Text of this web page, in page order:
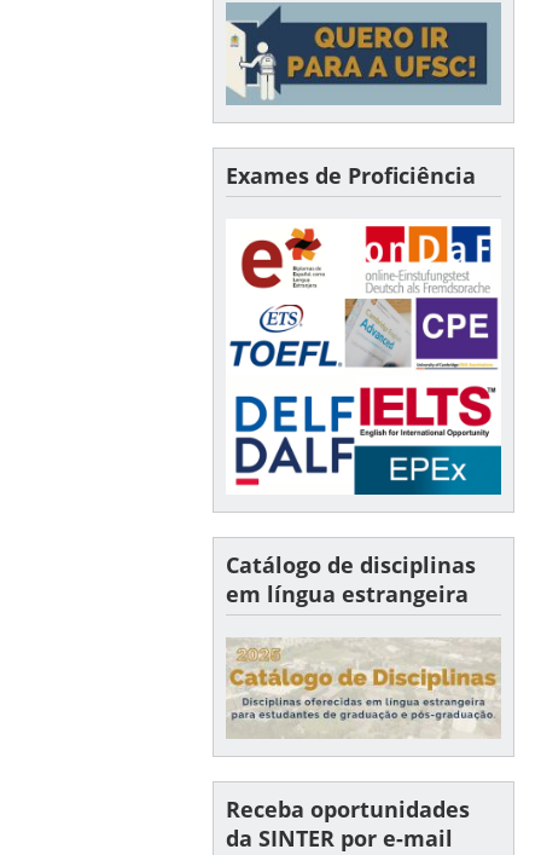
Exames de Proficiência
Catálogo de disciplinas
em língua estrangeira
Receba oportunidades
da SINTER por e-mail